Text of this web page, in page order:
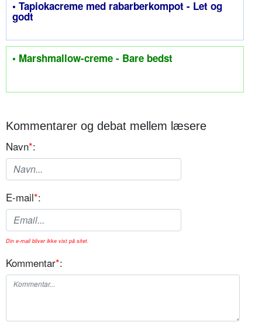
• Tapiokacreme med rabarberkompot - Let og
godt
• Marshmallow-creme - Bare bedst
Kommentarer og debat mellem læsere
Navn*:
E-mail*:
Din e-mail bliver ikke vist på sitet.
Kommentar*: